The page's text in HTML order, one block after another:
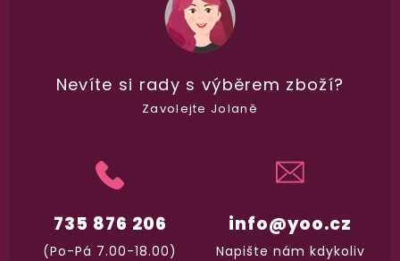
dlerecenzí ověřených zakazníků
100% diskrétní balení
info@yoo.cz
Napište nám kdykoliv
735 876 206
(Po-Pá 7.00-18.00)
Nevíte si rady s výběrem zboží?
Zavolejte Jolaně